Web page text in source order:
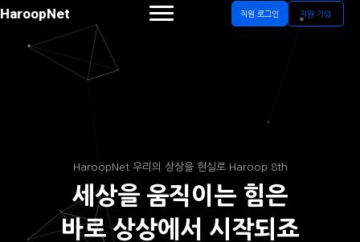
HaroopNet 직원 로그인 직원 가입
HaroopNet 우리의 상상을 현실로 Haroop 8th
세상을 움직이는 힘은
바로 상상에서 시작되죠